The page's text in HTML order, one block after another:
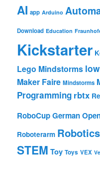
AI app Arduino
Download Education
Kickstarter
Lego Mindstorms
Maker Faire Mindstorms
Programming rbtx
RoboCup German
Roboterarm Robotics
STEM Toy Toys VEX